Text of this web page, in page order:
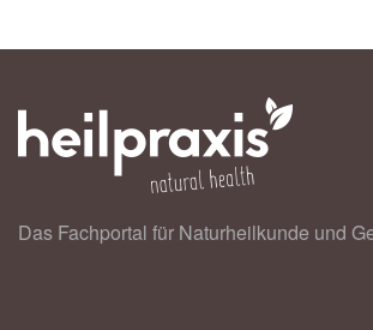
Das Fachportal für Naturheilkunde und